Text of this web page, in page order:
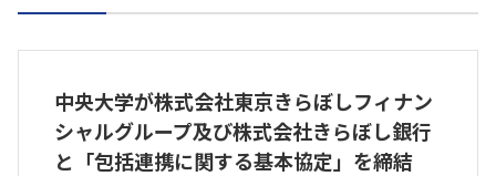
中央大学が株式会社東京きらぼしフィナン
シャルグループ及び株式会社きらぼし銀行
と「包括連携に関する基本協定」を締結